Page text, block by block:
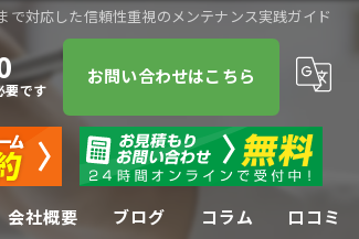
で対応した信頼性重視のメンテナンス実践ガイド
要です
お問い合わせはこちら
会社概要 ブログ コラム 口コミ